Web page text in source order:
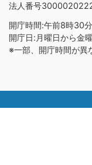
法人番号
開庁時間:午前8時30
開庁日:月曜日から金
※一部、開庁時間が異